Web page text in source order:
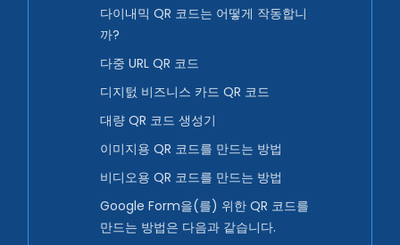
다이내믹 QR 코드는 어떻게 작동합니
까?
다중 URL QR 코드
디지턼 비즈니스 카드 QR 코드
대량 QR 코드 생성기
이미지용 QR 코드를 만드는 방법
비디오용 QR 코드를 만드는 방법
Google Form을(를) 위한 QR 코드를
만드는 방법은 다음과 같습니다.